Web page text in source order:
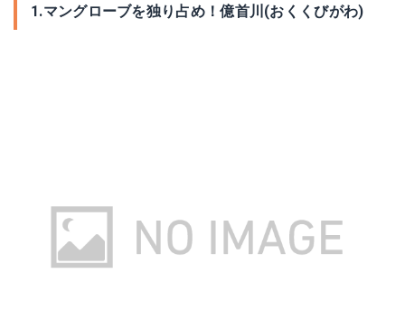
1.マングローブを独り占め！億首川(おくくびがわ)